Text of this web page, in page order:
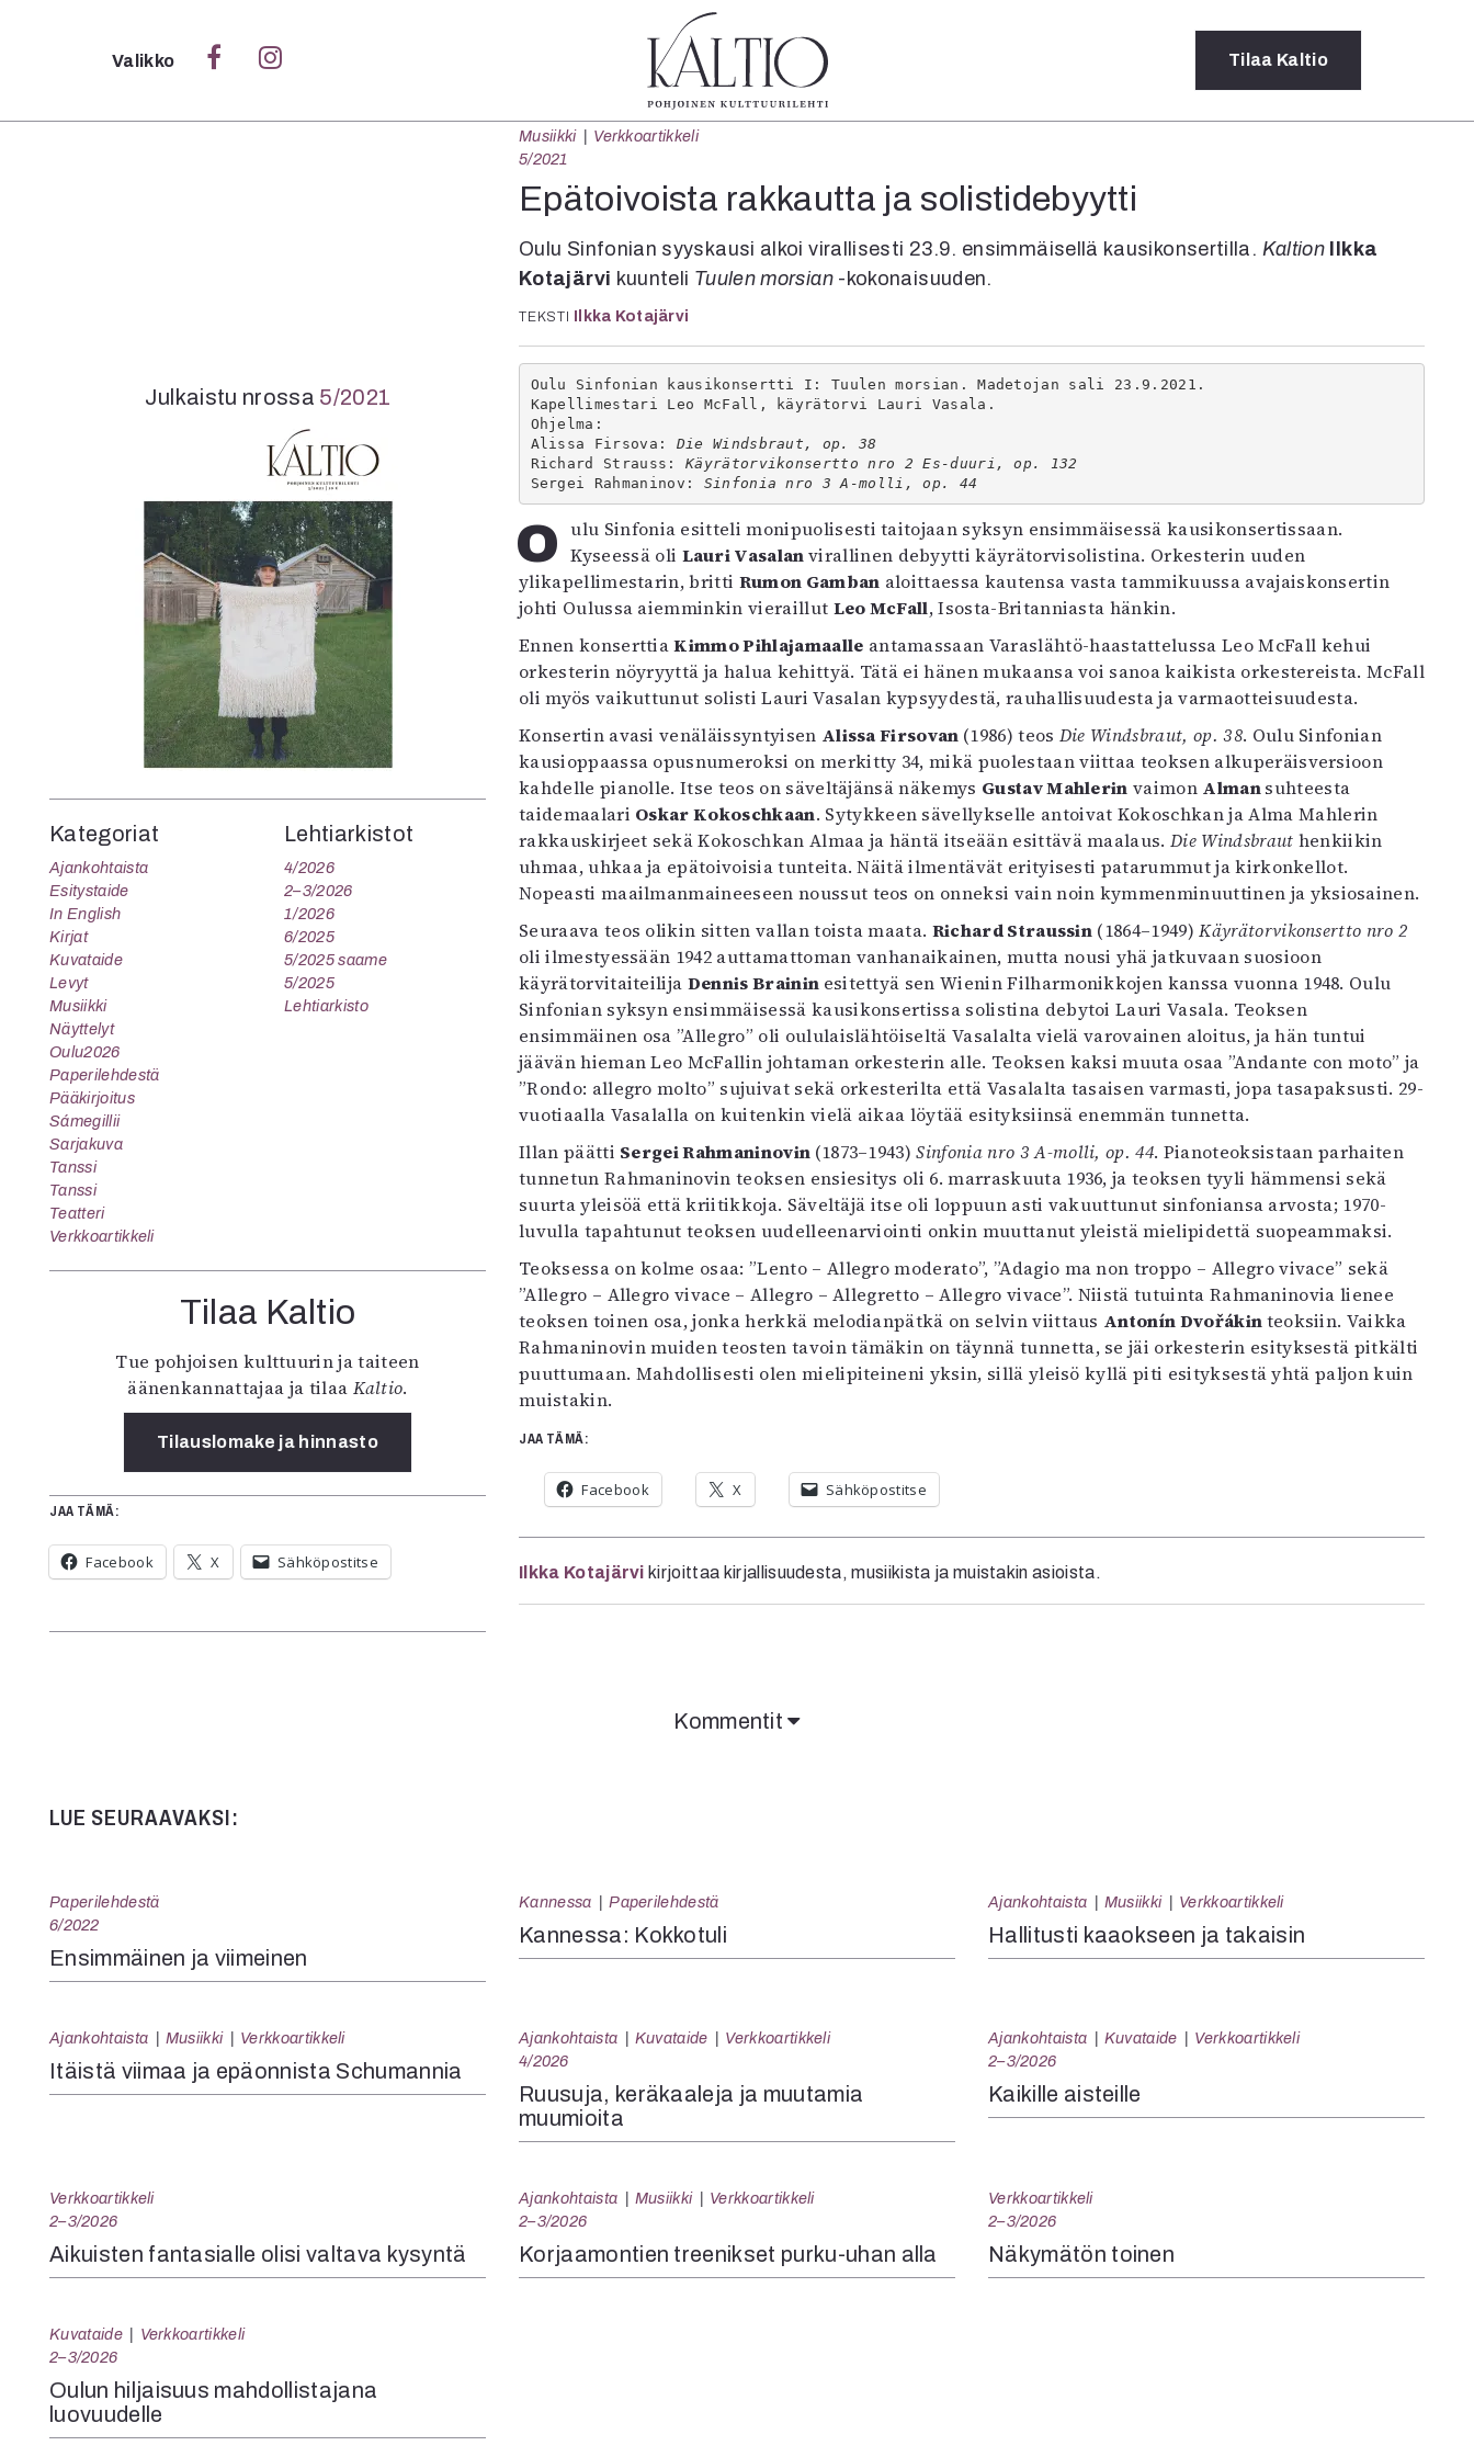
Sulje
Kategoriat
Verkkoartikkeli
Teatteri
Tanssi
Tanssi
Sarjakuva
Sámegillii
Pääkirjoitus
Paperilehdestä
Oulu2026
Näyttelyt
Musiikki
Levyt
Kuvataide
Kirjat
In English
Esitystaide
Arkisto
4/2026
2–3/2026
1/2026
6/2025
Lehtiarkisto
Tilaus ja
irtonumerot
Yhteistyössä
Toimitus
Valikko Tilaa Kaltio
Musiikki
Verkkoartikkeli
5/2021
Epätoivoista rakkautta ja solistidebyytti
Oulu Sinfonian syyskausi alkoi virallisesti 23.9. ensimmäisellä kausikonsertilla. Kaltion
Ilkka
Kotajärvi kuunteli Tuulen morsian-kokonaisuuden.
TEKSTI Ilkka Kotajärvi
Oulu Sinfonian kausikonsertti I: Tuulen morsian. Madetojan sali 23.9.2021.
Kapellimestari Leo McFall, käyrätorvi Lauri Vasala.
Ohjelma:
Alissa Firsova: Die Windsbraut, op. 38
Richard Strauss: Käyrätorvikonsertto nro 2 Es-duuri, op. 132
Sergei Rahmaninov: Sinfonia nro 3 A-molli, op. 44
Oulu Sinfonia esitteli monipuolisesti taitojaan syksyn ensimmäisessä kausikonsertissaan. Kyseessä oli Lauri Vasalanvirallinen debyytti käyrätorvisolistina. Orkesterin uuden
ylikapellimestarin, britti Rumon Gamban aloittaessa kautensa vasta tammikuussa avajaiskonsertin
johti Oulussa aiemminkin vieraillut Leo McFall, Isosta-Britanniasta hänkin.
Ennen konserttiaKimmo Pihlajamaalle antamassaan Varaslähtö-haastattelussa Leo McFall kehui
orkesterin nöyryyttä ja halua kehittyä. Tätä ei hänen mukaansa voi sanoa kaikista orkestereista. McFall
oli myös vaikuttunut solisti Lauri Vasalan kypsyydestä, rauhallisuudesta ja varmaotteisuudesta.
Konsertin avasi venäläissyntyisen Alissa Firsovan (1986) teos Die Windsbraut, op. 38. Oulu Sinfonian
kausioppaassa opusnumeroksi on merkitty 34, mikä puolestaan viittaa teoksen alkuperäisversioon
kahdelle pianolle. Itse teos on säveltäjänsä näkemys Gustav Mahlerin vaimon Almansuhteesta
taidemaalari Oskar Kokoschkaan. Sytykkeen sävellykselle antoivat Kokoschkan ja Alma Mahlerin
rakkauskirjeet sekä Kokoschkan Almaa ja häntä itseään esittävä maalaus.Die Windsbraut henkiikin
uhmaa, uhkaa ja epätoivoisia tunteita. Näitä ilmentävät erityisesti patarummut ja kirkonkellot.
Nopeasti maailmanmaineeseen noussut teos on onneksi vain noin kymmenminuuttinen ja yksiosainen.
Seuraava teos olikin sitten vallan toista maata. Richard Straussin (1864–1949)Käyrätorvikonsertto nro 2
oli ilmestyessään 1942 auttamattoman vanhanaikainen, mutta nousi yhä jatkuvaan suosioon
käyrätorvitaiteilija Dennis Brainin esitettyä sen Wienin Filharmonikkojen kanssa vuonna 1948. Oulu
Sinfonian syksyn ensimmäisessä kausikonsertissa solistina debytoi Lauri Vasala. Teoksen
ensimmäinen osa ”Allegro” oli oululaislähtöiseltä Vasalalta vielä varovainen aloitus, ja hän tuntui
jäävän hieman Leo McFallin johtaman orkesterin alle. Teoksen kaksi muuta osaa ”Andante con moto” ja
”Rondo: allegro molto” sujuivat sekä orkesterilta että Vasalalta tasaisen varmasti, jopa tasapaksusti. 29-
vuotiaalla Vasalalla on kuitenkin vielä aikaa löytää esityksiinsä enemmän tunnetta.
Illan päätti Sergei Rahmaninovin (1873–1943)Sinfonia nro 3 A-molli, op. 44. Pianoteoksistaan parhaiten
tunnetun Rahmaninovin teoksen ensiesitys oli 6. marraskuuta 1936, ja teoksen tyyli hämmensi sekä
suurta yleisöä että kriitikkoja. Säveltäjä itse oli loppuun asti vakuuttunut sinfoniansa arvosta; 1970-
luvulla tapahtunut teoksen uudelleenarviointi onkin muuttanut yleistä mielipidettä suopeammaksi.
Teoksessa on kolme osaa: ”Lento – Allegro moderato”, ”Adagio ma non troppo – Allegro vivace” sekä
”Allegro – Allegro vivace – Allegro – Allegretto – Allegro vivace”. Niistä tutuinta Rahmaninovia lienee
teoksen toinen osa, jonka herkkä melodianpätkä on selvin viittaus Antonín Dvořákinteoksiin. Vaikka
Rahmaninovin muiden teosten tavoin tämäkin on täynnä tunnetta, se jäi orkesterin esityksestä pitkälti
puuttumaan. Mahdollisesti olen mielipiteineni yksin, sillä yleisö kyllä piti esityksestä yhtä paljon kuin
muistakin.
JAA TÄMÄ:
Facebook X Sähköpostitse
Ilkka Kotajärvi kirjoittaa kirjallisuudesta, musiikista ja muistakin asioista.
Julkaistu nrossa 5/2021
Kategoriat
Ajankohtaista
Esitystaide
In English
Kirjat
Kuvataide
Levyt
Musiikki
Näyttelyt
Oulu2026
Paperilehdestä
Pääkirjoitus
Sámegillii
Sarjakuva
Tanssi
Tanssi
Teatteri
Verkkoartikkeli
Lehtiarkistot
4/2026
2–3/2026
1/2026
6/2025
5/2025 saame
5/2025
Lehtiarkisto
Tilaa Kaltio
Tue pohjoisen kulttuurin ja taiteen
äänenkannattajaa ja tilaa Kaltio.
Tilauslomake ja hinnasto
JAA TÄMÄ:
Facebook X Sähköpostitse
Kommentit
LUE SEURAAVAKSI:
Paperilehdestä
6/2022
Ensimmäinen ja viimeinen
Kannessa Paperilehdestä
Kannessa: Kokkotuli
Ajankohtaista Musiikki Verkkoartikkeli
Hallitusti kaaokseen ja takaisin
Ajankohtaista Musiikki Verkkoartikkeli
Itäistä viimaa ja epäonnista Schumannia
Ajankohtaista Kuvataide
Verkkoartikkeli
4/2026
Ruusuja, keräkaaleja ja muutamia
muumioita
Ajankohtaista Kuvataide
Verkkoartikkeli
2–3/2026
Kaikille aisteille
Verkkoartikkeli
2–3/2026
Aikuisten fantasialle olisi valtava kysyntä
Ajankohtaista Musiikki
Verkkoartikkeli
2–3/2026
Korjaamontien treenikset purku-uhan alla
Verkkoartikkeli
2–3/2026
Näkymätön toinen
Kuvataide
Verkkoartikkeli
2–3/2026
Oulun hiljaisuus mahdollistajana
luovuudelle